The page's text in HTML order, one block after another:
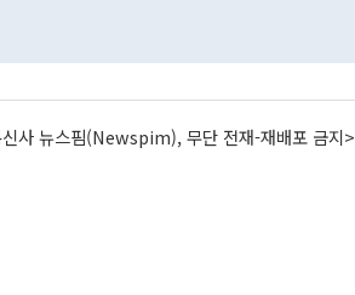
사 뉴스핌(Newspim), 무단 전재-재배포 금지>